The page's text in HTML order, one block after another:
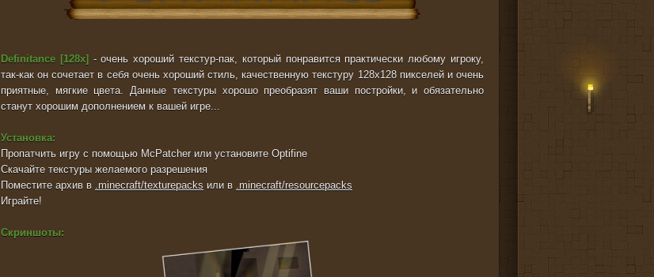
Definitance [128x] - очень хороший текстур-пак, который понравится практически любому игроку,
так-как он сочетает в себя очень хороший стиль, качественную текстуру 128x128 пикселей и очень
приятные, мягкие цвета. Данные текстуры хорошо преобразят ваши постройки, и обязательно
станут хорошим дополнением к вашей игре...
Установка:
Пропатчить игру с помощью McPatcher или установите Optifine
Скачайте текстуры желаемого разрешения
Поместите архив в .minecraft/texturepacks или в .minecraft/resourcepacks
Играйте!
Скриншоты: